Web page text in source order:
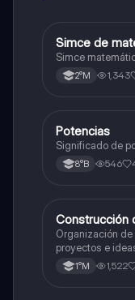
Matemáticas
Simce de
Simce
2°M 1,343
Matemáticas
Potencias
Significado de
8°B 546
Historia
Construcción
Organización de
proyectos e
conservador.
1°M 1,522